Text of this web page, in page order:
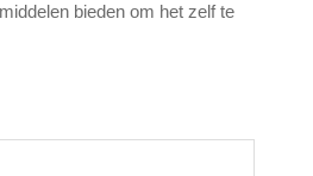
bieden om het zelf te